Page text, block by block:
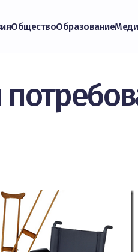
ОбществоОбразование